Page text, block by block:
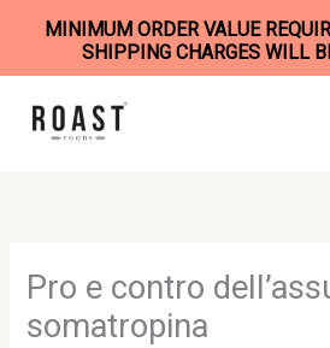
content
Pro e contro
somatropina
MINIMUM ORDER VALUE
SHIPPING CHARGES WILL